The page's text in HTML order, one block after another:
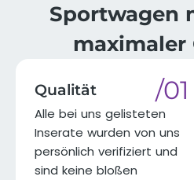
⁨⁨Sportwagen
maximaler
Qualität /01
Alle bei uns gelisteten
Inserate wurden von uns
persönlich verifiziert und
sind keine bloßen